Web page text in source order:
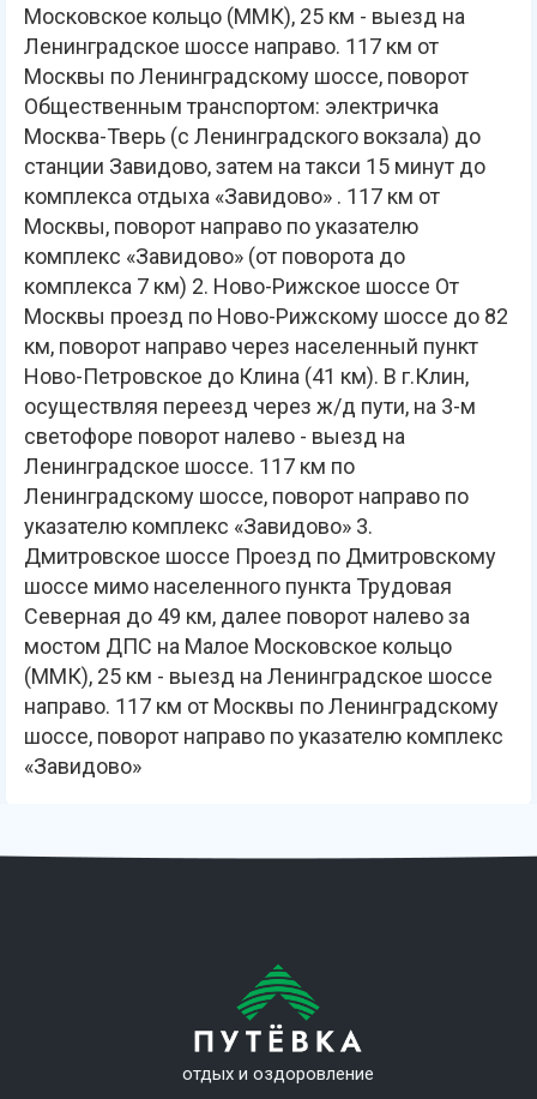
Московское кольцо (ММК), 25 км - выезд на
Ленинградское шоссе направо. 117 км от
Москвы по Ленинградскому шоссе, поворот
Общественным транспортом: электричка
Москва-Тверь (с Ленинградского вокзала) до
станции Завидово, затем на такси 15 минут до
комплекса отдыха «Завидово» . 117 км от
Москвы, поворот направо по указателю
комплекс «Завидово» (от поворота до
комплекса 7 км) 2. Ново-Рижское шоссе От
Москвы проезд по Ново-Рижскому шоссе до 82
км, поворот направо через населенный пункт
Ново-Петровское до Клина (41 км). В г.Клин,
осуществляя переезд через ж/д пути, на 3-м
светофоре поворот налево - выезд на
Ленинградское шоссе. 117 км по
Ленинградскому шоссе, поворот направо по
указателю комплекс «Завидово» 3.
Дмитровское шоссе Проезд по Дмитровскому
шоссе мимо населенного пункта Трудовая
Северная до 49 км, далее поворот налево за
мостом ДПС на Малое Московское кольцо
(ММК), 25 км - выезд на Ленинградское шоссе
направо. 117 км от Москвы по Ленинградскому
шоссе, поворот направо по указателю комплекс
«Завидово»
отдых и оздоровление